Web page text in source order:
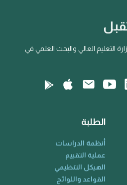
التعليم العالي والبحث العلمي في
الطلبة
أنظمة الدراسات
عملية التقييم
الهيكل التنظيمي
القواعد واللوائح